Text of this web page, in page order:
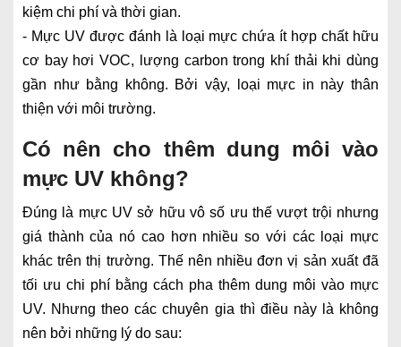
kiệm chi phí và thời gian.
- Mực UV được đánh là loại mực chứa ít hợp chất hữu
cơ bay hơi VOC, lượng carbon trong khí thải khi dùng
gần như bằng không. Bởi vậy, loại mực in này thân
thiện với môi trường.
Có nên cho thêm dung môi vào
mực UV không?
Đúng là mực UV sở hữu vô số ưu thế vượt trội nhưng
giá thành của nó cao hơn nhiều so với các loại mực
khác trên thị trường. Thế nên nhiều đơn vị sản xuất đã
tối ưu chi phí bằng cách pha thêm dung môi vào mực
UV. Nhưng theo các chuyên gia thì điều này là không
nên bởi những lý do sau: